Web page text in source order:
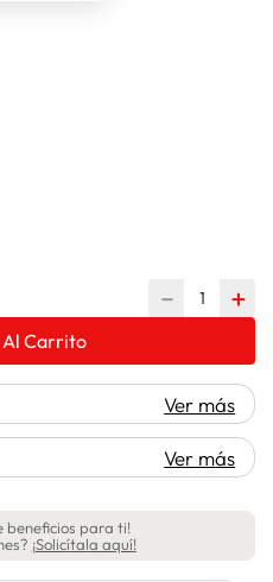
＋
－
Carrito
Ver más
Ver más
beneficios para ti!
¡Solicítala aquí!